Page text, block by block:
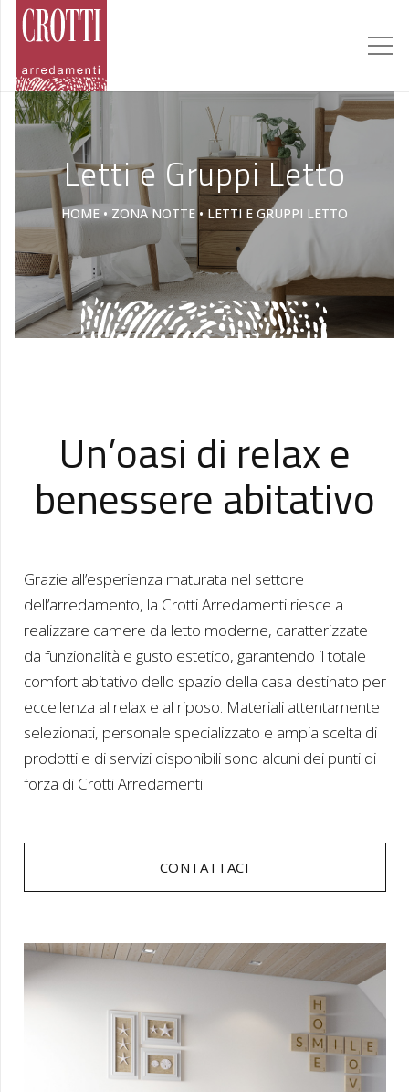
Letti e Gruppi Letto
HOME • ZONA NOTTE • LETTI E GRUPPI LETTO
Un’oasi di relax e
benessere abitativo
Grazie all’esperienza maturata nel settore
dell’arredamento, la Crotti Arredamenti riesce a
realizzare camere da letto moderne, caratterizzate
da funzionalità e gusto estetico, garantendo il totale
comfort abitativo dello spazio della casa destinato per
eccellenza al relax e al riposo. Materiali attentamente
selezionati, personale specializzato e ampia scelta di
prodotti e di servizi disponibili sono alcuni dei punti di
forza di Crotti Arredamenti.
CONTATTACI